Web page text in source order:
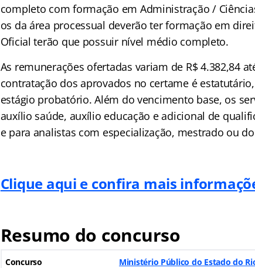
completo com formação em Administração /
os da área processual deverão ter formação em
Oficial terão que possuir nível médio completo.
As remunerações ofertadas variam de R$ 4.382,84
contratação dos aprovados no certame é
estágio probatório. Além do vencimento base, os
auxílio saúde, auxílio educação e adicional de
e para analistas com especialização, mestrado ou
Clique aqui e confira mais
Resumo do concurso
Concurso Ministério Público do Estado do